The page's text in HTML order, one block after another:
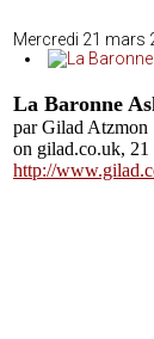
Mercredi 21 mars
La Baronne
par Gilad Atzmon
on gilad.co.uk, 21
http://